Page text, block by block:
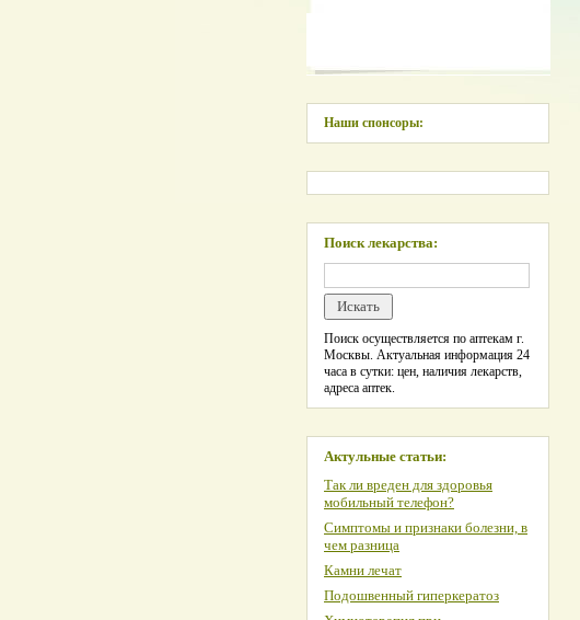
Наши спонсоры:
Поиск лекарства:
Поиск осуществляется по аптекам г.
Москвы. Актуальная информация 24
часа в сутки: цен, наличия лекарств,
адреса аптек.
Актульные статьи:
Так ли вреден для здоровья
мобильный телефон?
Симптомы и признаки болезни, в
чем разница
Камни лечат
Подошвенный гиперкератоз